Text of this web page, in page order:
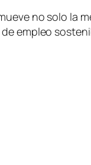
no solo
empleo